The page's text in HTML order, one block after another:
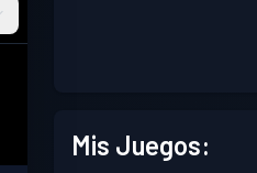
Mis Juegos: